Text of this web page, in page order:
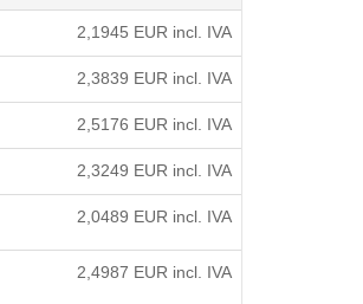
2,1945 EUR incl. IVA
2,3839 EUR incl. IVA
2,5176 EUR incl. IVA
2,3249 EUR incl. IVA
2,0489 EUR incl. IVA
2,4987 EUR incl. IVA